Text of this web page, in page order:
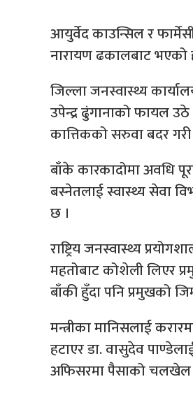
आयुर्वेद काउन्सिल र
नारायण ढकालबाट भएको
जिल्ला जनस्वास्थ्य
उपेन्द्र ढुंगानाको फायल
कात्तिकको सरुवा बदर
बाँके कारकादोमा अवधि
बस्नेतलाई स्वास्थ्य सेवा
छ ।
राष्ट्रिय जनस्वास्थ्य
महतोबाट कोशेली लिएर
बाँकी हुँदा पनि प्रमुखको
मन्त्रीका मानिसलाई
हटाएर डा. वासुदेव
अफिसरमा पैसाको चलखेल